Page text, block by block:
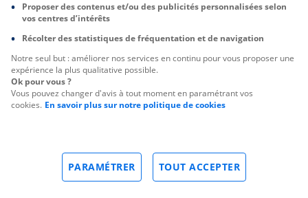
Proposer des contenus et/ou des publicités personnalisées selon
vos centres d’intérêts
Récolter des statistiques de fréquentation et de navigation
Notre seul but : améliorer nos services en continu pour vous proposer une
expérience la plus qualitative possible.
Ok pour vous ?
Vous pouvez changer d'avis à tout moment en paramétrant vos
cookies. En savoir plus sur notre politique de cookies
TOUT ACCEPTER
PARAMÉTRER